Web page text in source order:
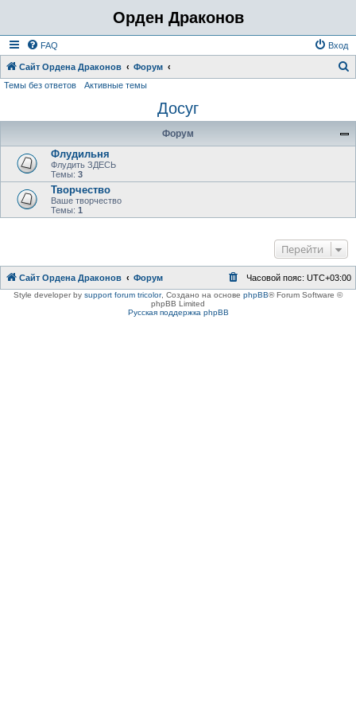
Орден Драконов
FAQ Вход
Сайт Ордена Драконов Форум
с
Темы без ответов Активные темы
Досуг
Форум
Флудильня
Флудить ЗДЕСЬ
Темы: 3
Творчество
Ваше творчество
Темы: 1
Перейти
Сайт Ордена Драконов Форум Часовой пояс: UTC+03:00
Style developer by support forum tricolor, Создано на основе phpBB® Forum Software ©
phpBB Limited
Русская поддержка phpBB